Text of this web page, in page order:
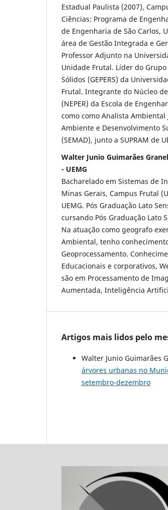
Estadual Paulista (2007),
Ciências: Programa de
de Engenharia de São Carlos,
área de Gestão Integrada e
Professor Adjunto na
Unidade Frutal. Líder do
Sólidos (GEPERS) da
Frutal. Integrante do Núcleo
(NEPER) da Escola de
como como Analista
Ambiente e Desenvolvimento
(SEMAD), junto a SUPRAM de
Walter Junio Guimarães
- UEMG
Bacharelado em Sistemas de
Minas Gerais, Campus Frutal
UEMG. Pós Graduação Lato
cursando Pós Graduação Lato
Na atuação como geografo
Ambiental, tenho
Geoprocessamento.
Educacionais e corporativos,
são em Processamento de
Aumentada, Inteligência
Artigos mais lidos pelo
Walter Junio Guimarães
árvores urbanas no
setembro-dezembro